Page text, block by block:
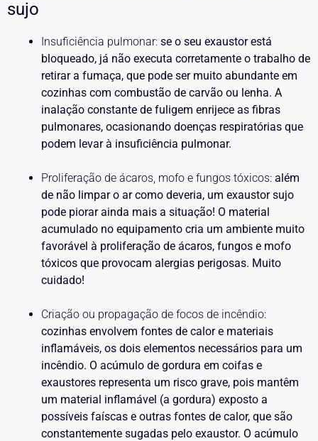
sujo
Insuficiência pulmonar: se o seu exaustor está
bloqueado, já não executa corretamente o trabalho de
retirar a fumaça, que pode ser muito abundante em
cozinhas com combustão de carvão ou lenha. A
inalação constante de fuligem enrijece as fibras
pulmonares, ocasionando doenças respiratórias que
podem levar à insuficiência pulmonar.
Proliferação de ácaros, mofo e fungos tóxicos: além
de não limpar o ar como deveria, um exaustor sujo
pode piorar ainda mais a situação! O material
acumulado no equipamento cria um ambiente muito
favorável à proliferação de ácaros, fungos e mofo
tóxicos que provocam alergias perigosas. Muito
cuidado!
Criação ou propagação de focos de incêndio:
cozinhas envolvem fontes de calor e materiais
inflamáveis, os dois elementos necessários para um
incêndio. O acúmulo de gordura em coifas e
exaustores representa um risco grave, pois mantêm
um material inflamável (a gordura) exposto a
possíveis faíscas e outras fontes de calor, que são
constantemente sugadas pelo exaustor. O acúmulo